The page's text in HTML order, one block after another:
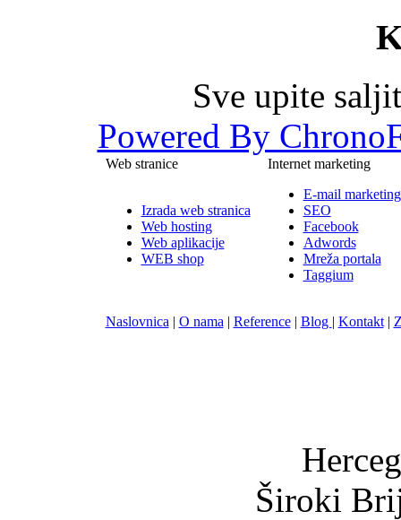
Sve upite
Powered By
Web stranice Internet marketing
Izrada web stranica
Web hosting
Web aplikacije
WEB shop
E-mail marketing
SEO
Facebook
Adwords
Mreža portala
Taggium
Naslovnica | O nama | Reference| Blog | Kontakt|
Široki